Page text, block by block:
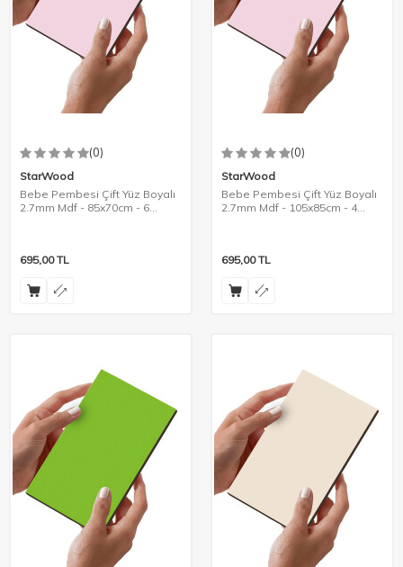
(0)
StarWood
Bebe Pembesi Çift Yüz Boyalı
2.7mm Mdf - 85x70cm - 6
695,00TL
(0)
StarWood
Bebe Pembesi Çift Yüz Boyalı
2.7mm Mdf - 105x85cm - 4
695,00TL